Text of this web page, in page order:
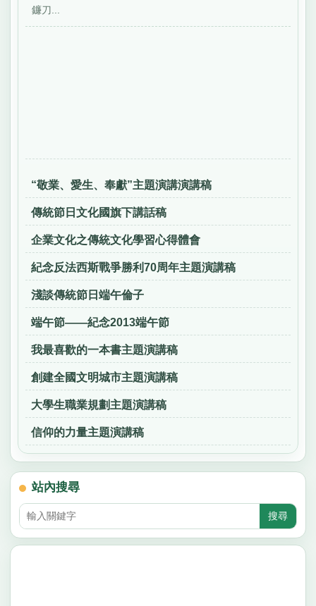
鐮刀...
“敬業、愛生、奉獻”主題演講演講稿
傳統節日文化國旗下講話稿
企業文化之傳統文化學習心得體會
紀念反法西斯戰爭勝利70周年主題演講稿
淺談傳統節日端午倫子
端午節——紀念2013端午節
我最喜歡的一本書主題演講稿
創建全國文明城市主題演講稿
大學生職業規劃主題演講稿
信仰的力量主題演講稿
站內搜尋